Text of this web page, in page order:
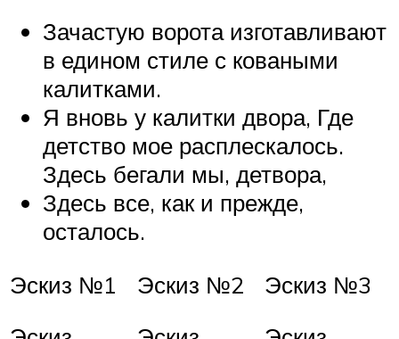
Зачастую ворота изготавливают
в едином стиле с коваными
калитками.
Я вновь у калитки двора, Где
детство мое расплескалось.
Здесь бегали мы, детвора,
Здесь все, как и прежде,
осталось.
Эскиз №1
Эскиз №2
Эскиз №3